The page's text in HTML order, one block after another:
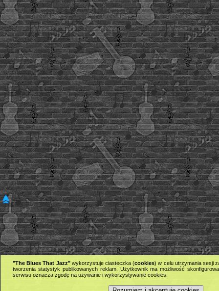
"The Blues That Jazz"wykorzystuje ciasteczka (cookies) w celu utrzymania sesji
tworzenia statystyk publikowanych reklam. Użytkownik ma możliwość
serwisu oznacza zgodę na używanie i wykorzystywanie cookies.